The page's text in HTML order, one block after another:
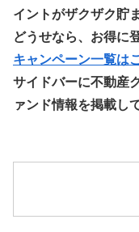
イントがザクザク貯
どうせなら、お得に
キャンペーン一覧は
サイドバーに不動産
ァンド情報を掲載し